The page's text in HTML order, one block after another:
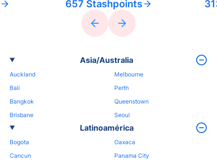
657 Stashpoints
Asia/Australia
Auckland
Bali
Bangkok
Brisbane
Melbourne
Perth
Queenstown
Seoul
Latinoamérica
Bogota
Cancun
Oaxaca
Panama City